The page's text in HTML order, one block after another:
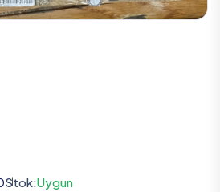
Stok:Uygun